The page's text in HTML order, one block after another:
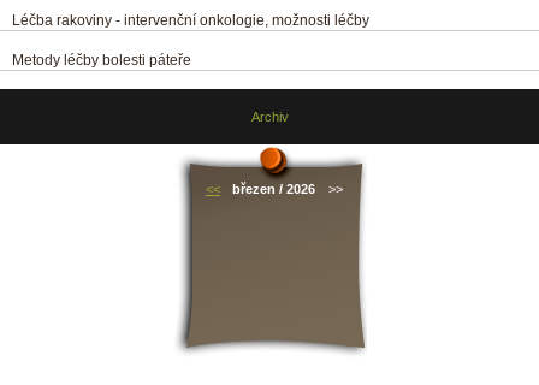
Léčba rakoviny - intervenční onkologie, možnosti léčby
Metody léčby bolesti páteře
Archiv
<< březen / 2026 >>